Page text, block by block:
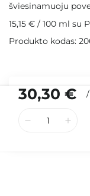
30,30 € /
šviesinamuoju
15,15 € / 100 ml su
Produkto kodas: